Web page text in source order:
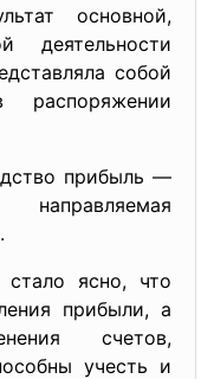
основной,
деятельности
собой
прибыль —
ясно, что
прибыли, а
счетов,
учесть и